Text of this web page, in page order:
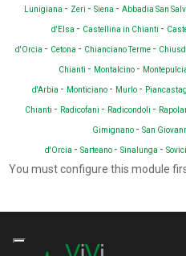
Lunigiana - Zeri - Siena - Abbadia San
d'Elsa - Castellina in Chianti -
d'Orcia - Cetona - Chianciano Terme -
Chianti - Montalcino -
d'Arbia - Monticiano - Murlo -
Chianti - Radicofani - Radicondoli -
Gimignano - San
d'Orcia - Sarteano - Sinalunga -
You must configure this module